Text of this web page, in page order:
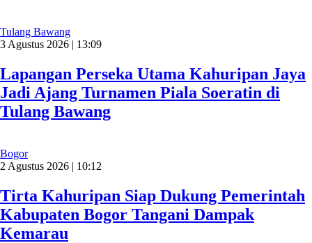
Tulang Bawang
3 Agustus 2026 | 13:09
Lapangan Perseka Utama Kahuripan Jaya
Jadi Ajang Turnamen Piala Soeratin di
Tulang Bawang
Bogor
2 Agustus 2026 | 10:12
Tirta Kahuripan Siap Dukung Pemerintah
Kabupaten Bogor Tangani Dampak
Kemarau